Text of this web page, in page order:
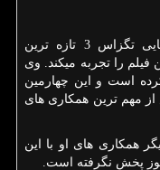
پژمان جمشیدی با حضور در فیلم سینمایی تگزاس 3 تازه ترین
را تجربه میکند. وی
است و این چهارمین
مهم ترین همکاری های
محصول سال 1397 از دیگر همکاری های او با این
پخش نگرفته است.